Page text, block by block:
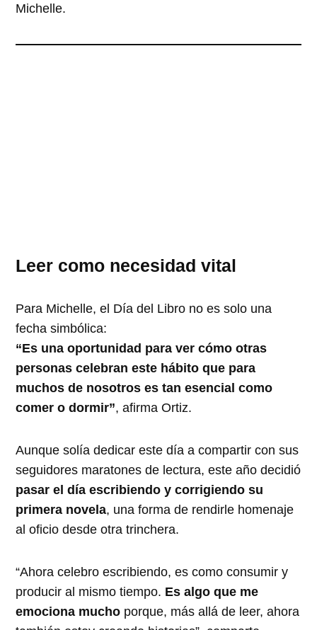
Michelle.
Leer como necesidad vital
Para Michelle, el Día del Libro no es solo una
fecha simbólica:
“Es una oportunidad para ver cómo otras
personas celebran este hábito que para
muchos de nosotros es tan esencial como
comer o dormir”, afirma Ortiz.
Aunque solía dedicar este día a compartir con sus
seguidores maratones de lectura, este año decidió
pasar el día escribiendo y corrigiendo su
primera novela, una forma de rendirle homenaje
al oficio desde otra trinchera.
“Ahora celebro escribiendo, es como consumir y
producir al mismo tiempo. Es algo que me
emociona mucho porque, más allá de leer, ahora